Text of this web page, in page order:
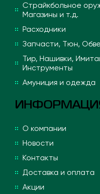
Страйкбольное
Магазины и т.д.
Расходники
Запчасти, Тюн,
Тир, Нашивки,
Инструменты
Амуниция и одежда
О компании
Новости
Контакты
Доставка и оплата
Акции